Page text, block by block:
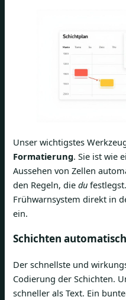
Unser wichtigstes
Formatierung. Sie ist wie
Aussehen von Zellen
den Regeln, die du
Frühwarnsystem direkt in
ein.
Schichten
Der schnellste und
Codierung der Schichten.
schneller als Text. Ein